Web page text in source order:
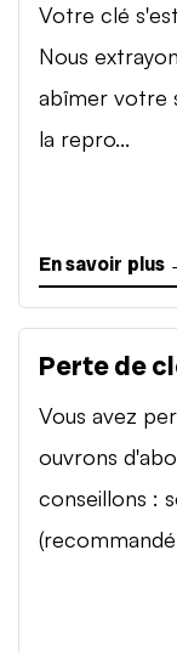
Votre clé
Nous
abîmer votre
la repro...
En savoir plus
Perte de
Vous avez
ouvrons
conseillons :